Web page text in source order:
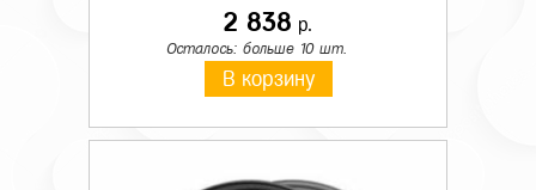
2 838 р.
Осталось: больше 10 шт.
В корзину